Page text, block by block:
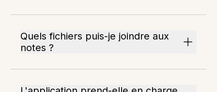
Quels fichiers puis-je joindre aux
notes ?